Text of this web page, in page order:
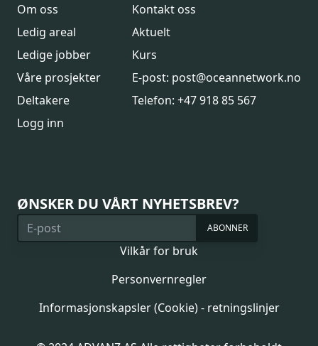
Om oss
Ledig areal
Ledige jobber
Våre prosjekter
Deltakere
Logg inn
Kontakt oss
Aktuelt
Kurs
E-post: post@oceannetwork.no
Telefon: +47 918 85 567
ØNSKER DU VÅRT NYHETSBREV?
ABONNER
Vilkår for bruk
Personvernregler
Informasjonskapsler (Cookie) - retningslinjer